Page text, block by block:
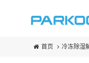
首页 冷冻除湿